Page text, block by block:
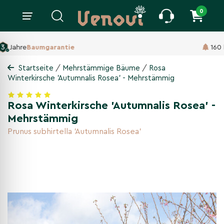
0
160 ha Baumschule,
Startseite / Mehrstämmige Bäume / Rosa
Winterkirsche 'Autumnalis Rosea' - Mehrstämmig
Rosa Winterkirsche 'Autumnalis Rosea' -
Mehrstämmig
Prunus subhirtella 'Autumnalis Rosea'